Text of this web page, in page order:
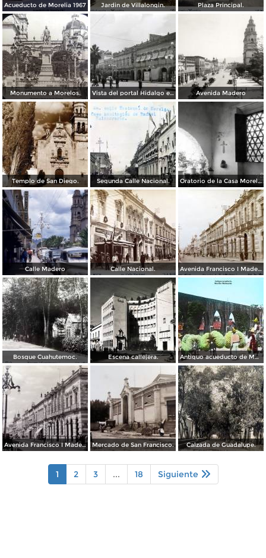
Acueducto de Morelia 1967 Jardin de Villalongin. Plaza Principal.
Monumento a Morelos. Vista del portal Hidalgo en Morelia Michoacán ( Circulada el 6 de Abril de 1957 ). Avenida Madero
Templo de San Diego. Segunda Calle Nacional. Oratorio de la Casa Morelos
Calle Madero Calle Nacional. Avenida Francisco I Madero.
Bosque Cuahutemoc. Escena callejera. Antiguo acueducto de Morelia Michoacán.
Avenida Francisco I Madero. Mercado de San Francisco. Calzada de Guadalupe.
1 2 3 ... 18 Siguiente